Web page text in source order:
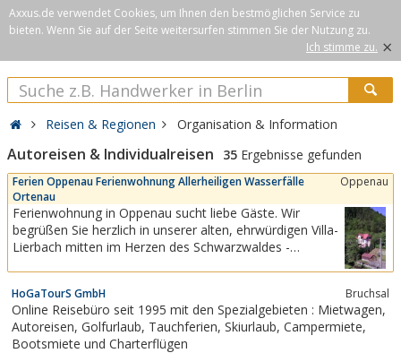
Axxus.de verwendet Cookies, um Ihnen den bestmöglichen Service zu
bieten. Wenn Sie auf der Seite weitersurfen stimmen Sie der Nutzung zu.
Ich stimme zu. ×
Reisen & Regionen Organisation & Information
Autoreisen & Individualreisen 35 Ergebnisse gefunden
Ferien Oppenau Ferienwohnung Allerheiligen Wasserfälle
Ortenau
Oppenau
Ferienwohnung in Oppenau sucht liebe Gäste. Wir
begrüßen Sie herzlich in unserer alten, ehrwürdigen Villa-
Lierbach mitten im Herzen des Schwarzwaldes -
bekannten Allerheiligen Wasserfälle im Schwarzwald. Die
Ferienwohnung...
HoGaTourS GmbH Bruchsal
Online Reisebüro seit 1995 mit den Spezialgebieten : Mietwagen,
Autoreisen, Golfurlaub, Tauchferien, Skiurlaub, Campermiete,
Bootsmiete und Charterflügen